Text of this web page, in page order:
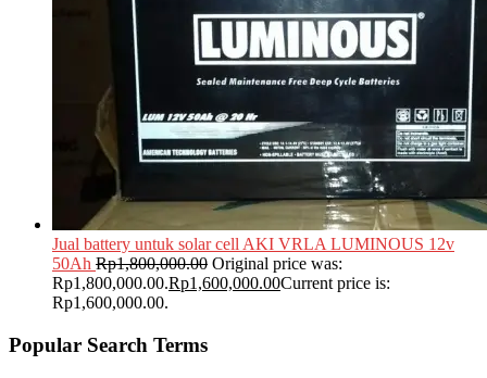
Jual battery untuk solar cell AKI VRLA LUMINOUS 12v
50Ah Rp1,800,000.00 Original price was:
Rp1,800,000.00.Rp1,600,000.00Current price is:
Rp1,600,000.00.
Popular Search Terms